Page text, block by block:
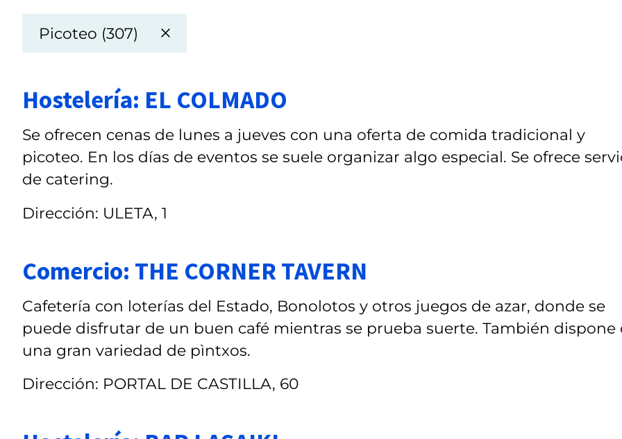
Picoteo (307)
Hostelería: EL COLMADO
Se ofrecen cenas de lunes a jueves con una oferta de comida tradicional y
picoteo. En los días de eventos se suele organizar algo especial. Se ofrece
de catering.
Dirección: ULETA, 1
Comercio: THE CORNER TAVERN
Cafetería con loterías del Estado, Bonolotos y otros juegos de azar, donde se
puede disfrutar de un buen café mientras se prueba suerte. También dispone
una gran variedad de pìntxos.
Dirección: PORTAL DE CASTILLA, 60